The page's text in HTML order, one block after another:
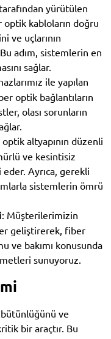
yürütülen
kabloların doğru
ve uçlarının
Bu adım, sistemlerin en
sağlar.
ile yapılan
optik bağlantıların
olası sorunların
altyapının düzenli
ve kesintisiz
Ayrıca, gerekli
sistemlerin ömrü
: Müşterilerimizin
geliştirerek, fiber
ve bakımı konusunda
sunuyoruz.
ve
bir araçtır. Bu